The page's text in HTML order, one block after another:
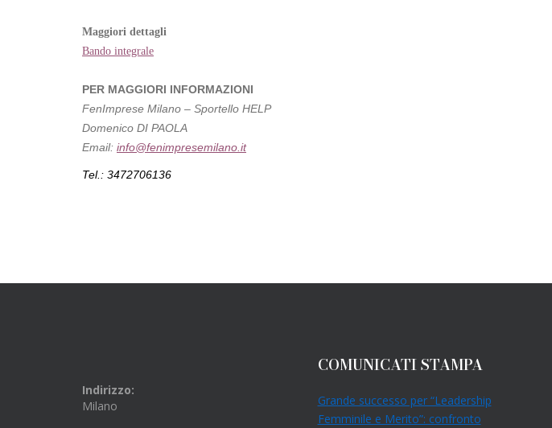
Maggiori dettagli
Bando integrale
PER MAGGIORI INFORMAZIONI
FenImprese Milano – Sportello HELP
Domenico DI PAOLA
Email: info@fenimpresemilano.it
Tel.: 3472706136
Indirizzo:
Milano
COMUNICATI STAMPA
Grande successo per “Leadership
Femminile e Merito”: confronto